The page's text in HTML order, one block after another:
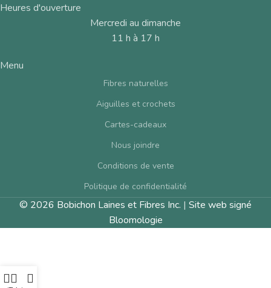
Heures d'ouverture
Mercredi au dimanche
11 h à 17 h
Menu
Fibres naturelles
Aiguilles et crochets
Cartes-cadeaux
Nous joindre
Conditions de vente
Politique de confidentialité
© 2026 Bobichon Laines et Fibres Inc. | Site web signé
Bloomologie